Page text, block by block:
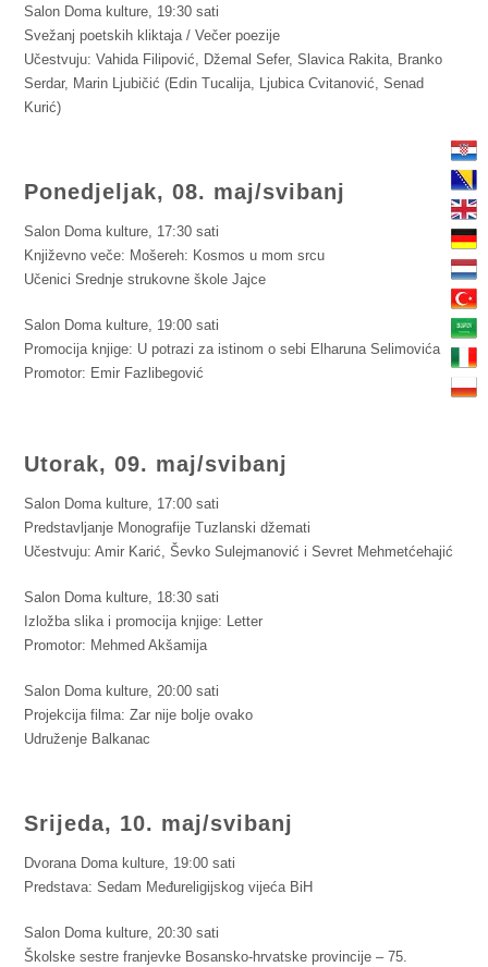
Salon Doma kulture, 19:30 sati
Svežanj poetskih kliktaja / Večer poezije
Učestvuju: Vahida Filipović, Džemal Sefer, Slavica Rakita, Branko
Serdar, Marin Ljubičić (Edin Tucalija, Ljubica Cvitanović, Senad
Kurić)
Ponedjeljak, 08. maj/svibanj
Salon Doma kulture, 17:30 sati
Književno veče: Mošereh: Kosmos u mom srcu
Učenici Srednje strukovne škole Jajce
Salon Doma kulture, 19:00 sati
Promocija knjige: U potrazi za istinom o sebi Elharuna Selimovića
Promotor: Emir Fazlibegović
Utorak, 09. maj/svibanj
Salon Doma kulture, 17:00 sati
Predstavljanje Monografije Tuzlanski džemati
Učestvuju: Amir Karić, Ševko Sulejmanović i Sevret Mehmetćehajić
Salon Doma kulture, 18:30 sati
Izložba slika i promocija knjige: Letter
Promotor: Mehmed Akšamija
Salon Doma kulture, 20:00 sati
Projekcija filma: Zar nije bolje ovako
Udruženje Balkanac
Srijeda, 10. maj/svibanj
Dvorana Doma kulture, 19:00 sati
Predstava: Sedam Međureligijskog vijeća BiH
Salon Doma kulture, 20:30 sati
Školske sestre franjevke Bosansko-hrvatske provincije – 75.